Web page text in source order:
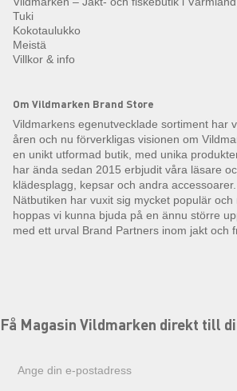
Tuki
Kokotaulukko
Meistä
Villkor & info
Om Vildmarken Brand Store
Vildmarkens egenutvecklade sortiment har
åren och nu förverkligas visionen om
en unikt utformad butik, med unika
har ända sedan 2015 erbjudit våra läsare
klädesplagg, kepsar och andra accessoarer.
Nätbutiken har vuxit sig mycket populär
hoppas vi kunna bjuda på en ännu större
med ett urval Brand Partners inom jakt och
Få Magasin Vildmarken direkt till
postadress